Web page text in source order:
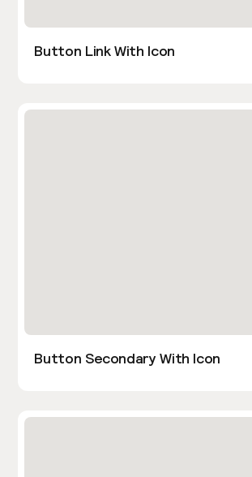
Button Link With Icon
Button Secondary With Icon